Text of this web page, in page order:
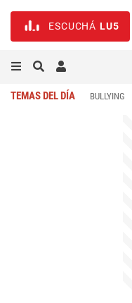
ESCUCHÁ LU5
TEMAS DEL DÍA BULLYING